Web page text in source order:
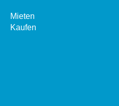
Mieten
Kaufen